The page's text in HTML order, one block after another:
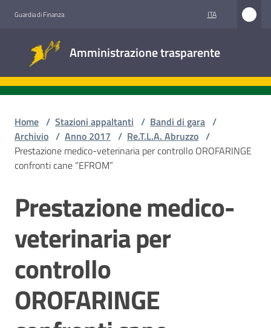
Guardia di Finanza ITA
Amministrazione trasparente
trasparente
Accesso
Stazioni
appaltanti
Contatti
Home / Stazioni appaltanti / Bandi di gara /
Archivio / Anno 2017 / Re.T.L.A. Abruzzo /
Prestazione medico-veterinaria per controllo OROFARINGE
confronti cane “EFROM”
Salta al contenuto
Prestazione medico-
veterinaria per
controllo
OROFARINGE